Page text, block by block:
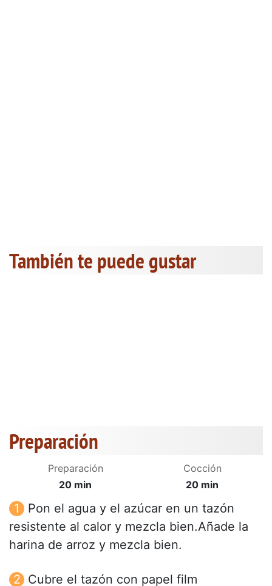
También te puede gustar
Preparación
Preparación
20 min
Cocción
20 min
Pon el agua y el azúcar en un tazón
resistente al calor y mezcla bien.Añade la
harina de arroz y mezcla bien.
Cubre el tazón con papel film